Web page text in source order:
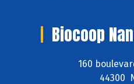
Biocoop
160
44300